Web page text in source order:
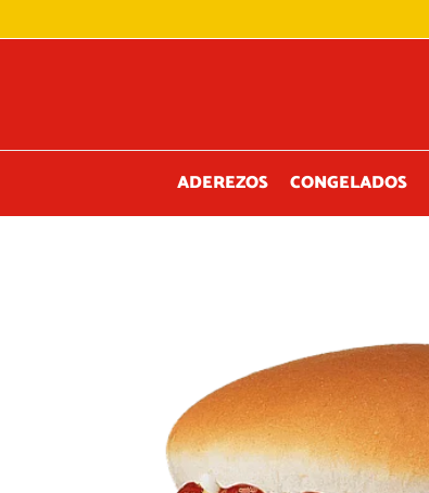
al
ADEREZOS CONGELADOS